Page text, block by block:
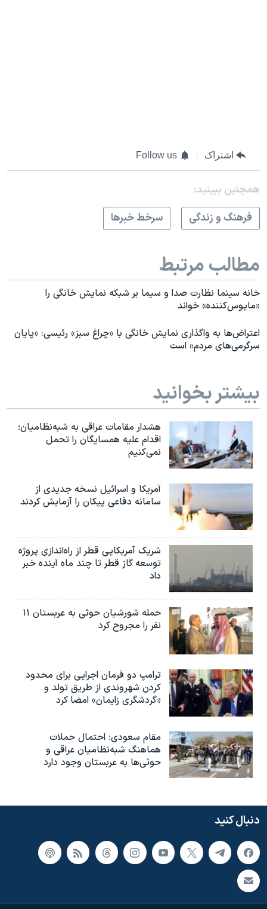
اشتراک Follow us
همچنبن ببینید:
فرهنگ و زندگی
سرخط خبرها
مطالب مرتبط
خانه سینما نظارت صدا و سیما بر شبکه نمایش خانگی را
«مایوس‌کننده» خواند
اعتراض‌ها به واگذاری نمایش خانگی با «چراغ سبز» رئیسی: «پایان
سرگرمی‌های مردم» است
بیشتر بخوانید
هشدار مقامات عراقی به شبه‌نظامیان؛
اقدام علیه همسایگان را تحمل
نمی‌کنیم
آمریکا و اسرائیل نسخه جدیدی از
سامانه دفاعی پیکان را آزمایش کردند
شریک آمریکایی قطر از راه‌اندازی پروژه
توسعه گاز قطر تا چند ماه آینده خبر
داد
حمله شورشیان حوثی به عربستان ۱۱
نفر را مجروح کرد
ترامپ دو فرمان اجرایی برای محدود
کردن شهروندی از طریق تولد و
«گردشگری زایمان» امضا کرد
مقام سعودی: احتمال حملات
هماهنگ شبه‌نظامیان عراقی و
حوثی‌ها به عربستان وجود دارد
دنبال کنید